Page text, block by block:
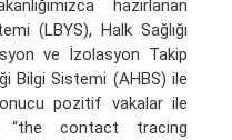
hazırlanan
(LBYS), Halk Sağlığı
ve İzolasyon Takip
Bilgi Sistemi (AHBS) ile
pozitif vakalar ile
“the contact tracing